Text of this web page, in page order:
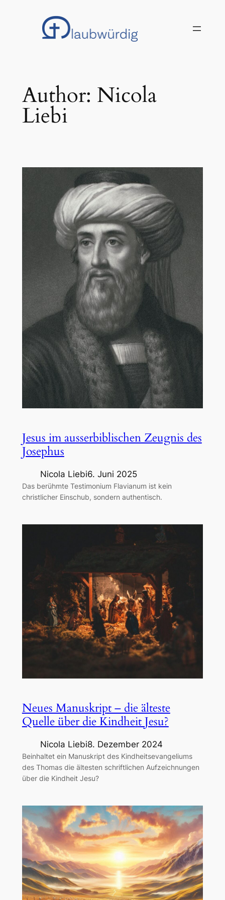
Author: Nicola
Liebi
Jesus im ausserbiblischen Zeugnis des
Josephus
Nicola Liebi6. Juni 2025
Das berühmte Testimonium Flavianum ist kein
christlicher Einschub, sondern authentisch.
Neues Manuskript – die älteste
Quelle über die Kindheit Jesu?
Nicola Liebi8. Dezember 2024
Beinhaltet ein Manuskript des Kindheitsevangeliums
des Thomas die ältesten schriftlichen Aufzeichnungen
über die Kindheit Jesu?